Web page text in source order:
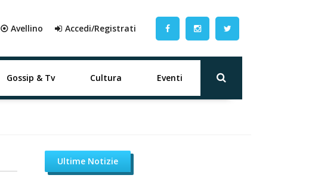
⦿ Avellino Accedi/Registrati
Gossip & Tv Cultura Eventi
Ultime Notizie